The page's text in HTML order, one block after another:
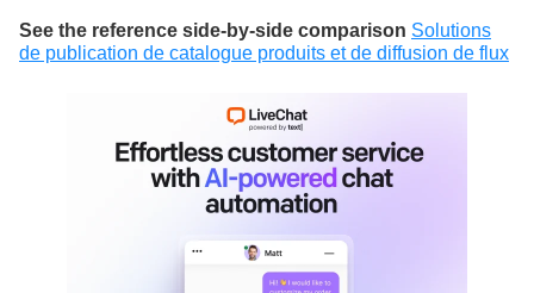
See the reference side-by-side comparison Solutions
de publication de catalogue produits et de diffusion de flux